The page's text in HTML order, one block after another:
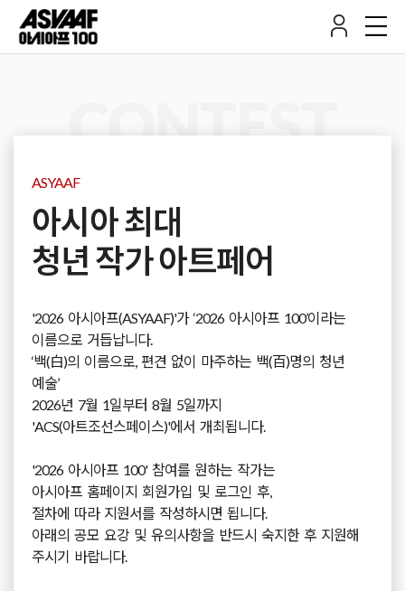
CONTEST
ASYAAF
아시아 최대
청년 작가 아트페어
'2026 아시아프(ASYAAF)'가 ‘2026 아시아프 100’이라는
이름으로 거듭납니다.
‘백(白)의 이름으로, 편견 없이 마주하는 백(百)명의 청년
예술’
2026년 7월 1일부터 8월 5일까지
'ACS(아트조선스페이스)'에서 개최됩니다.
'2026 아시아프 100' 참여를 원하는 작가는
아시아프 홈페이지 회원가입 및 로그인 후,
절차에 따라 지원서를 작성하시면 됩니다.
아래의 공모 요강 및 유의사항을 반드시 숙지한 후 지원해
주시기 바랍니다.